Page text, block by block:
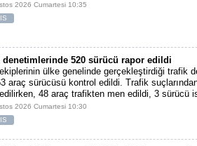
2026 Cumartesi 10:35
denetimlerinde 520 sürücü rapor edildi
ülke genelinde gerçekleştirdiği trafik
araç sürücüsü kontrol edildi. Trafik
48 araç trafikten men edildi, 3 sürücü
2026 Cumartesi 10:30